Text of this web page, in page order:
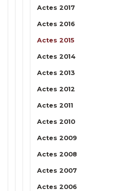
Actes 2017
Actes 2016
Actes 2015
Actes 2014
Actes 2013
Actes 2012
Actes 2011
Actes 2010
Actes 2009
Actes 2008
Actes 2007
Actes 2006